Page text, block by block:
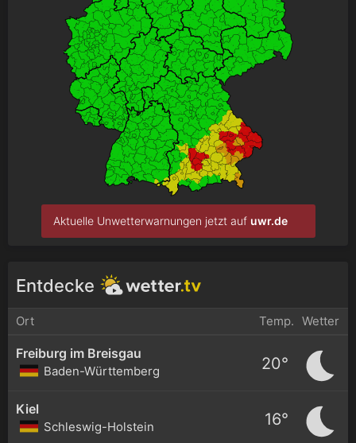
Aktuelle Unwetterwarnungen jetzt auf uwr.de
Entdecke
Ort Temp. Wetter
Freiburg im Breisgau
Baden-Württemberg 20°
Kiel
Schleswig-Holstein 16°